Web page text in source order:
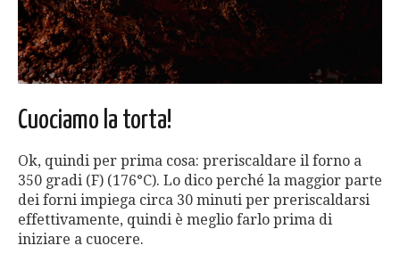
Cuociamo la torta!
Ok, quindi per prima cosa: preriscaldare il forno a
350 gradi (F) (176°C). Lo dico perché la maggior parte
dei forni impiega circa 30 minuti per preriscaldarsi
effettivamente, quindi è meglio farlo prima di
iniziare a cuocere.